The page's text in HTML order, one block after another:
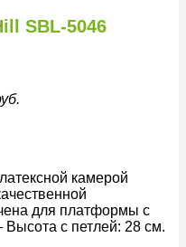
SBL-5046
камерой
для платформы с
с петлей: 28 см.